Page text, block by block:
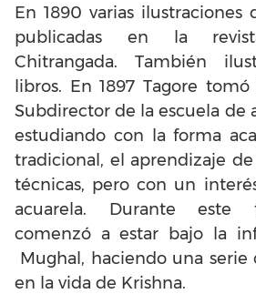
En 1890 varias ilustraciones
publicadas en la
Chitrangada. También
libros. En 1897 Tagore
Subdirector de la escuela de
estudiando con la forma
tradicional, el aprendizaje
técnicas, pero con un
acuarela. Durante este
comenzó a estar bajo la
Mughal, haciendo una serie
en la vida de Krishna.